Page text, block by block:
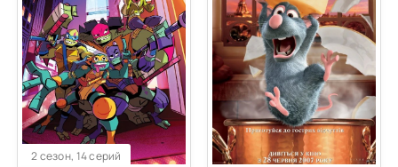
2 сезон, 14 серий